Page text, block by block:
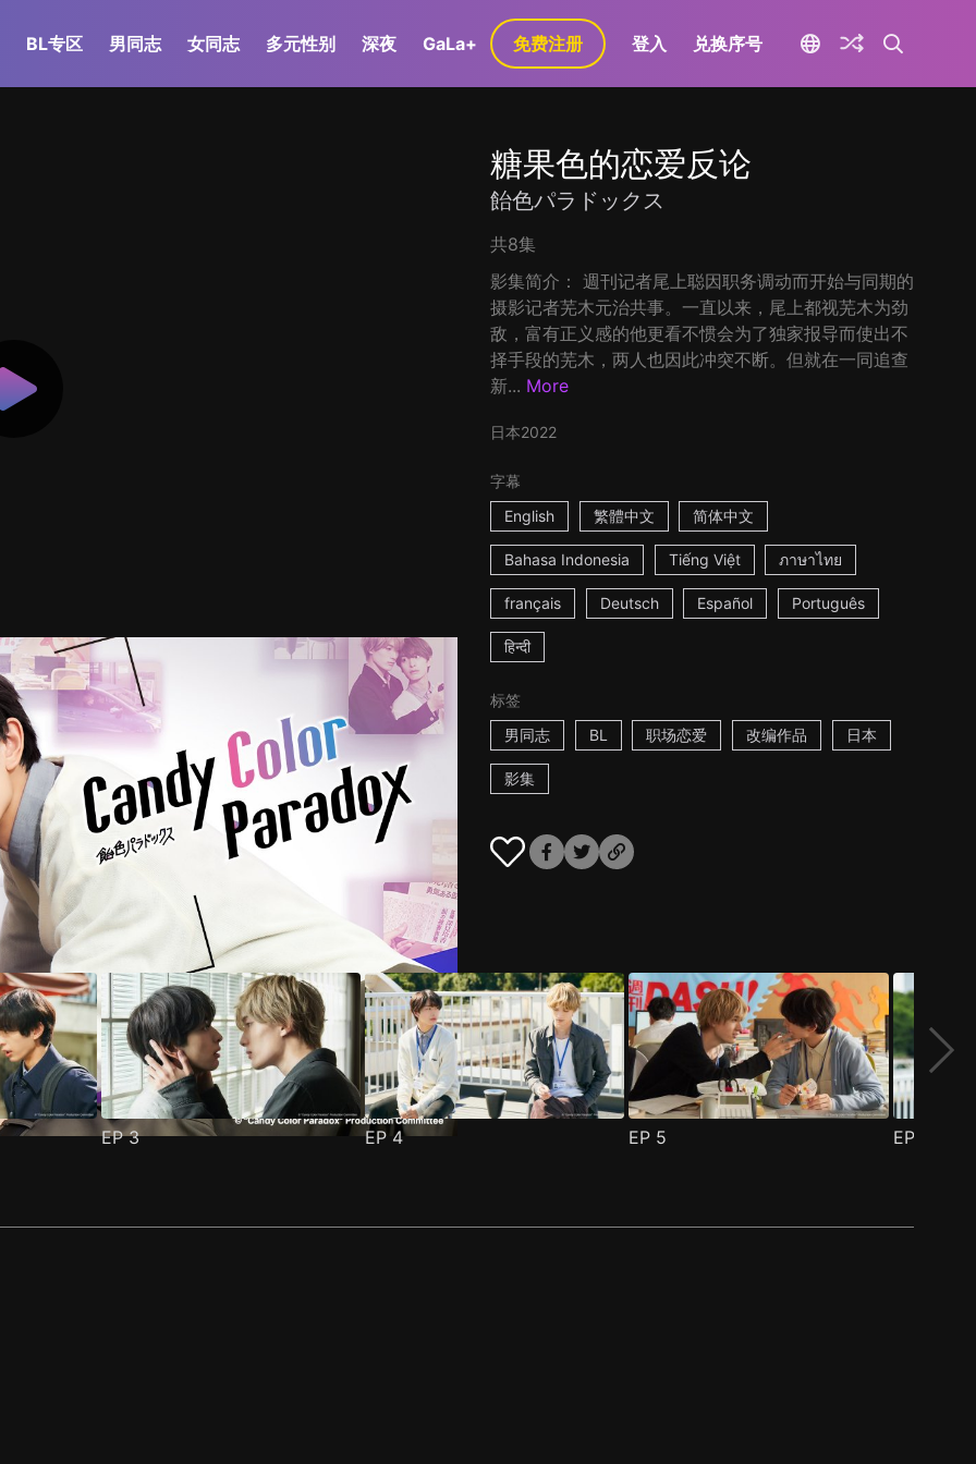
BL专区 男同志 女同志 多元性别 深夜 GaLa+ 免费注册 登入 兑换序号
糖果色的恋爱反论
飴色パラドックス
共8集
影集简介： 週刊记者尾上聪因职务调动而开始与同期的
摄影记者芜木元治共事。一直以来，尾上都视芜木为劲
敌，富有正义感的他更看不惯会为了独家报导而使出不
择手段的芜木，两人也因此冲突不断。但就在一同追查
新... More
日本2022
字幕
English
繁體中文 简体中文
Bahasa Indonesia Tiếng Việt ภาษาไทย
français Deutsch Español Português
हिन्दी
标签
男同志
BL 职场恋爱 改编作品 日本
影集
EP3 EP 4 EP 5 EP